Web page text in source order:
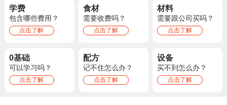
学费
包含哪些费用？
点击了解
食材
需要收费吗？
点击了解
材料
需要跟公司买吗？
点击了解
0基础
可以学习吗？
点击了解
配方
记不住怎么办？
点击了解
设备
买不到怎么办？
点击了解